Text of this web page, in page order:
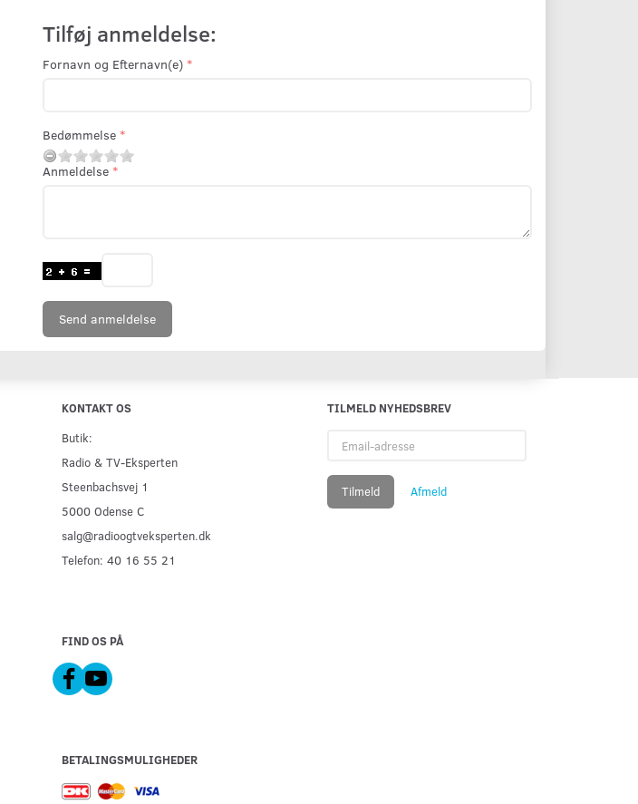
Tilføj anmeldelse:
Fornavn og Efternavn(e)
Bedømmelse
Anmeldelse
Send anmeldelse
KONTAKT OS
Butik:
Radio & TV-Eksperten
Steenbachsvej 1
5000 Odense C
salg@radioogtveksperten.dk
Telefon: 40 16 55 21
FIND OS PÅ
BETALINGSMULIGHEDER
TILMELD NYHEDSBREV
adresse
Tilmeld Afmeld